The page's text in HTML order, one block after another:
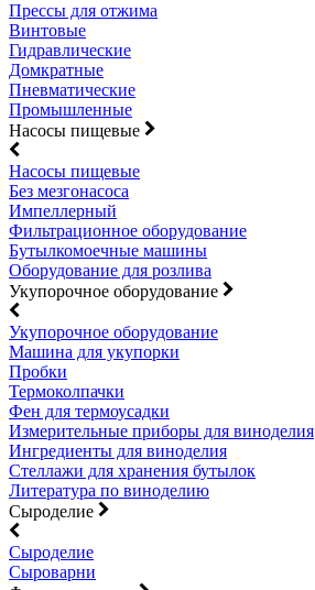
Прессы для отжима
Винтовые
Гидравлические
Домкратные
Пневматические
Промышленные
Насосы пищевые
Насосы пищевые
Без мезгонасоса
Импеллерный
Фильтрационное оборудование
Бутылкомоечные машины
Оборудование для розлива
Укупорочное оборудование
Укупорочное оборудование
Машина для укупорки
Пробки
Термоколпачки
Фен для термоусадки
Измерительные приборы для виноделия
Ингредиенты для виноделия
Стеллажи для хранения бутылок
Литература по виноделию
Сыроделие
Сыроделие
Сыроварни